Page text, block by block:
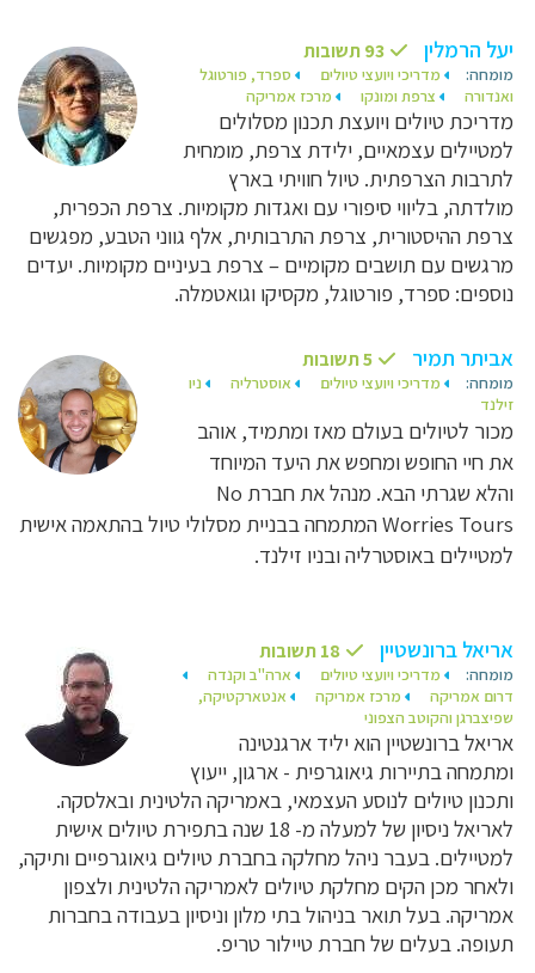
יעל הרמלין 93 תשובות
מומחה: מדריכי ויועצי טיולים
ספרד, פורטוגל
ואנדורה
צרפת ומונקו מרכז אמריקה
מדריכת טיולים ויועצת תכנון מסלולים
למטיילים עצמאיים, ילידת צרפת, מומחית
לתרבות הצרפתית. טיול חוויתי בארץ
מולדתה, בליווי סיפורי עם ואגדות מקומיות. צרפת הכפרית,
צרפת ההיסטורית, צרפת התרבותית, אלף גווני הטבע, מפגשים
מרגשים עם תושבים מקומיים – צרפת בעיניים מקומיות. יעדים
נוספים: ספרד, פורטוגל, מקסיקו וגואטמלה.
אביתר תמיר 5 תשובות
מומחה: מדריכי ויועצי טיולים אוסטרליה
ניו
זילנד
מכור לטיולים בעולם מאז ומתמיד, אוהב
את חיי החופש ומחפש את היעד המיוחד
והלא שגרתי הבא. מנהל את חברת No
Worries Tours המתמחה בבניית מסלולי טיול בהתאמה אישית
למטיילים באוסטרליה ובניו זילנד.
אריאל ברונשטיין 18 תשובות
מומחה: מדריכי ויועצי טיולים
ארה"ב וקנדה
דרום אמריקה
מרכז אמריקה
אנטארקטיקה,
שפיצברגן והקוטב הצפוני
אריאל ברונשטיין הוא יליד ארגנטינה
ומתמחה בתיירות גיאוגרפית - ארגון, ייעוץ
ותכנון טיולים ‏לנוסע העצמאי, באמריקה הלטינית ובאלסקה.
לאריאל ניסיון של למעלה מ- 18 שנה בתפירת ‏טיולים אישית
למטיילים. בעבר ניהל מחלקה בחברת טיולים גיאוגרפיים ותיקה,
ולאחר מכן הקים ‏מחלקת טיולים לאמריקה הלטינית ולצפון
אמריקה. בעל תואר בניהול בתי מלון וניסיון בעבודה ‏בחברות
תעופה.‏ בעלים של חברת טיילור טריפ.